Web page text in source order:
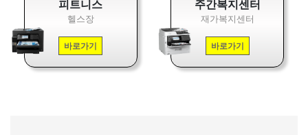
피트니스
헬스장
바로가기
주간복지센터
재가복지센터
바로가기